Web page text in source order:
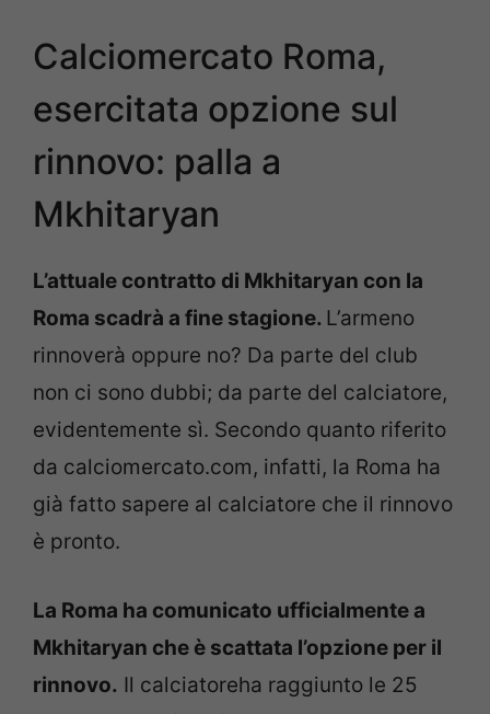
Calciomercato Roma,
esercitata opzione sul
rinnovo: palla a
Mkhitaryan
L’attuale contratto di Mkhitaryan con la
Roma scadrà a fine stagione. L’armeno
rinnoverà oppure no? Da parte del club
non ci sono dubbi; da parte del calciatore,
evidentemente sì. Secondo quanto riferito
da calciomercato.com, infatti, la Roma ha
già fatto sapere al calciatore che il rinnovo
è pronto.
La Roma ha comunicato ufficialmente a
Mkhitaryan che è scattata l’opzione per il
rinnovo. Il calciatoreha raggiunto le 25